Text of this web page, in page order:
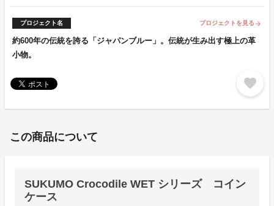
プロジェクト名 プロジェクトを見る arrow_forward
約600年の伝統を誇る「ジャパンブルー」。伝統が生み出す極上の革
小物。
favorite
この商品について
SUKUMO Crocodile WET シリーズ コイン
ケース